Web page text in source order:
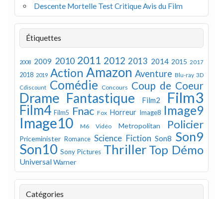
Descente Mortelle Test Critique Avis du Film
Étiquettes
2008 2009 2010 2011 2012 2013 2014 2015 2017
2018 2019 Action Amazon Aventure Blu-ray 3D
Cdiscount Comédie Concours Coup de Coeur
Drame Fantastique Film2 Film3
Film4 Film5 Fnac Fox Horreur Image8 Image9
Image10 M6 Vidéo Metropolitan Policier
Priceminister Romance Science Fiction Son8 Son9
Son10 Sony Pictures Thriller Top Démo
UniversalWarner
Catégories